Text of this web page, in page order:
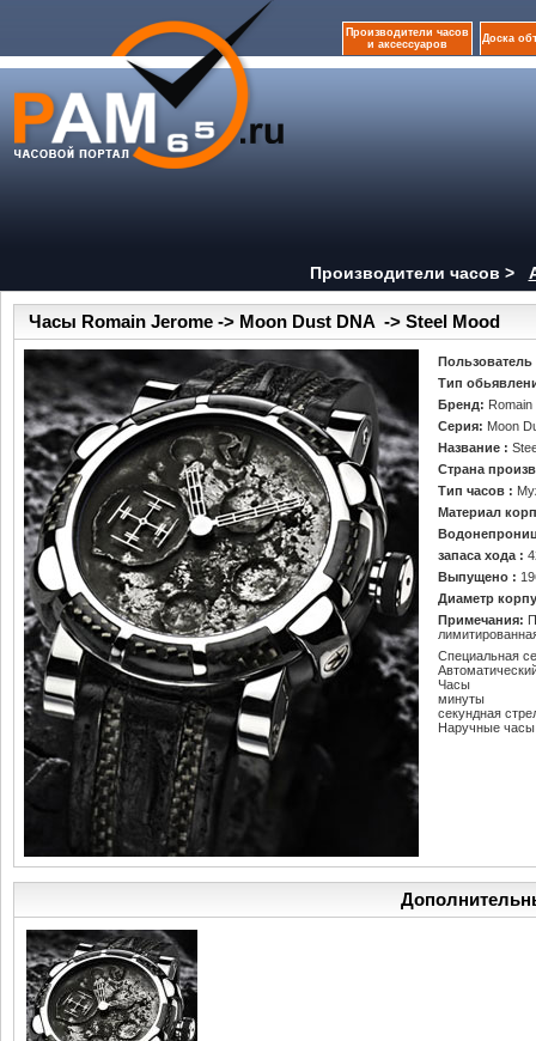
Производители часов
и аксессуаров
Доска
Производители часов >
Часы Romain Jerome -> Moon Dust DNA -> Steel Mood
Тип
Бренд:
Серия: Moon
Название :
Страна
Тип часов :
Материал
запаса хода :
Выпущено :
Диаметр
Примечания:
Специальная
Часы
минуты
секундная
Наручные часы